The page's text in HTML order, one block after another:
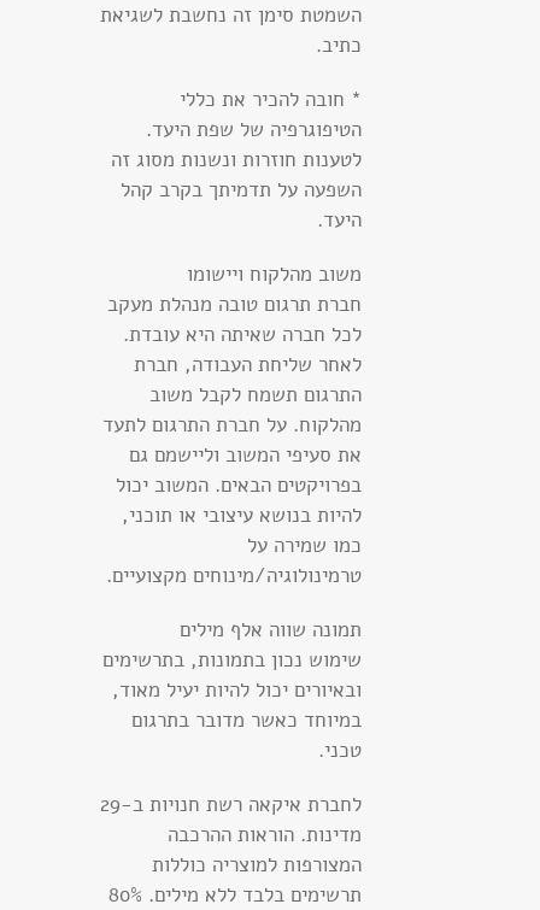
השמטת סימן זה נחשבת לשגיאת
כתיב.
* חובה להכיר את כללי
הטיפוגרפיה של שפת היעד.
לטענות חוזרות ונשנות מסוג זה
השפעה על תדמיתך בקרב קהל
היעד.
משוב מהלקוח ויישומו
חברת תרגום טובה מנהלת מעקב
לכל חברה שאיתה היא עובדת.
לאחר שליחת העבודה, חברת
התרגום תשמח לקבל משוב
מהלקוח. על חברת התרגום לתעד
את סעיפי המשוב וליישמם גם
בפרויקטים הבאים. המשוב יכול
להיות בנושא עיצובי או תוכני,
כמו שמירה על
טרמינולוגיה/מינוחים מקצועיים.
תמונה שווה אלף מילים
שימוש נכון בתמונות, בתרשימים
ובאיורים יכול להיות יעיל מאוד,
במיוחד כאשר מדובר בתרגום
טכני.
לחברת איקאה רשת חנויות ב-29
מדינות. הוראות ההרכבה
המצורפות למוצריה כוללות
תרשימים בלבד ללא מילים. 80%